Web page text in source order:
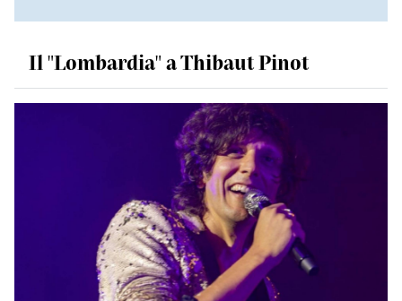
Il "Lombardia" a Thibaut Pinot